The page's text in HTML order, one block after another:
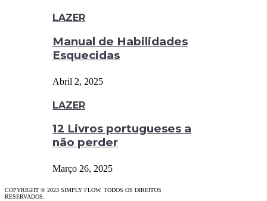
LAZER
Manual de Habilidades
Esquecidas
Abril 2, 2025
LAZER
12 Livros portugueses a
não perder
Março 26, 2025
COPYRIGHT © 2023 SIMPLY FLOW. TODOS OS DIREITOS
RESERVADOS.